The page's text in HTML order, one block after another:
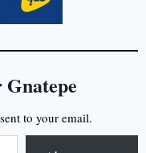
to your email.